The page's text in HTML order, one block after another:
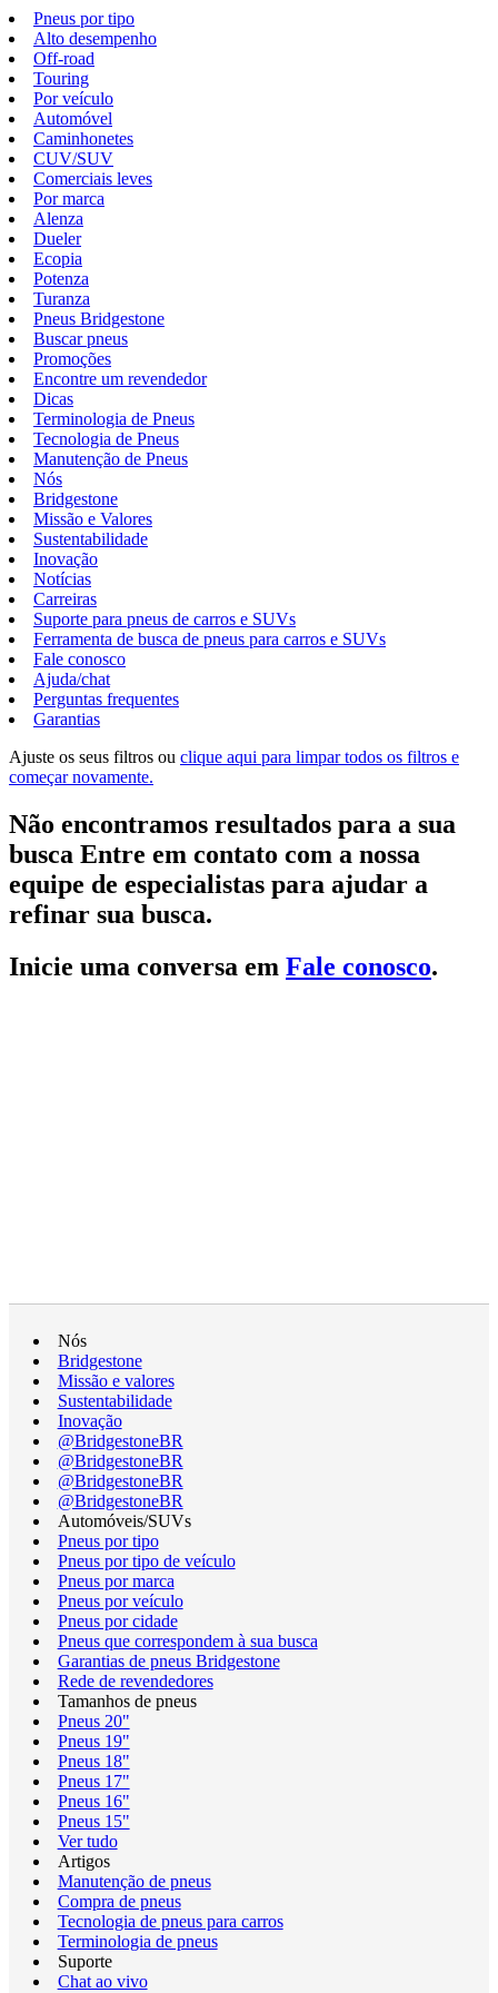
Pneus por tipo
Alto desempenho
Off-road
Touring
Por veículo
Automóvel
Caminhonetes
CUV/SUV
Comerciais leves
Por marca
Alenza
Dueler
Ecopia
Potenza
Turanza
Pneus Bridgestone
Buscar pneus
Promoções
Encontre um revendedor
Dicas
Terminologia de Pneus
Tecnologia de Pneus
Manutenção de Pneus
Nós
Bridgestone
Missão e Valores
Sustentabilidade
Inovação
Notícias
Carreiras
Suporte para pneus de carros e SUVs
Ferramenta de busca de pneus para carros e SUVs
Fale conosco
Ajuda/chat
Perguntas frequentes
Garantias
Ajuste os seus filtros ou clique aqui para limpar todos os filtros e
começar novamente.
Não encontramos resultados para a sua
busca Entre em contato com a nossa
equipe de especialistas para ajudar a
refinar sua busca.
Inicie uma conversa em Fale conosco.
Nós
Bridgestone
Missão e valores
Sustentabilidade
Inovação
@BridgestoneBR
@BridgestoneBR
@BridgestoneBR
@BridgestoneBR
Automóveis/SUVs
Pneus por tipo
Pneus por tipo de veículo
Pneus por marca
Pneus por veículo
Pneus por cidade
Pneus que correspondem à sua busca
Garantias de pneus Bridgestone
Rede de revendedores
Tamanhos de pneus
Pneus 20"
Pneus 19"
Pneus 18"
Pneus 17"
Pneus 16"
Pneus 15"
Ver tudo
Artigos
Manutenção de pneus
Compra de pneus
Tecnologia de pneus para carros
Terminologia de pneus
Suporte
Chat ao vivo